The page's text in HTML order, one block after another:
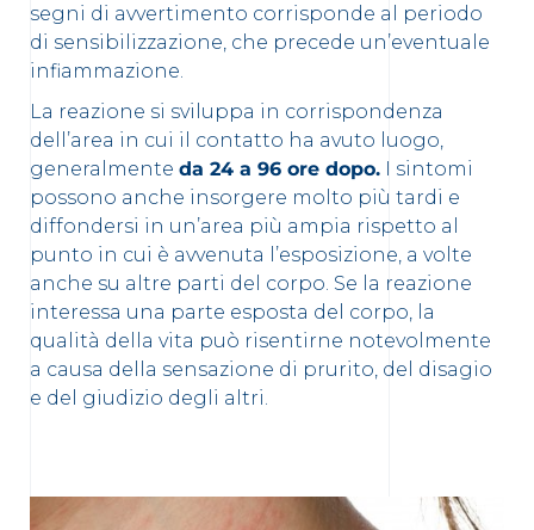
segni di avvertimento corrisponde al periodo
di sensibilizzazione, che precede un’eventuale
infiammazione.
La reazione si sviluppa in corrispondenza
dell’area in cui il contatto ha avuto luogo,
generalmente da 24 a 96 ore dopo. I sintomi
possono anche insorgere molto più tardi e
diffondersi in un’area più ampia rispetto al
punto in cui è avvenuta l’esposizione, a volte
anche su altre parti del corpo. Se la reazione
interessa una parte esposta del corpo, la
qualità della vita può risentirne notevolmente
a causa della sensazione di prurito, del disagio
e del giudizio degli altri.